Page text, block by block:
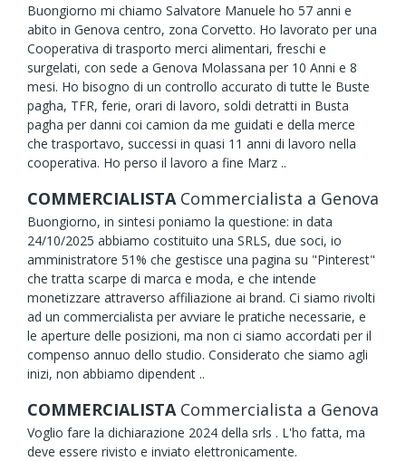
Buongiorno mi chiamo Salvatore Manuele ho 57 anni e
abito in Genova centro, zona Corvetto. Ho lavorato per una
Cooperativa di trasporto merci alimentari, freschi e
surgelati, con sede a Genova Molassana per 10 Anni e 8
mesi. Ho bisogno di un controllo accurato di tutte le Buste
pagha, TFR, ferie, orari di lavoro, soldi detratti in Busta
pagha per danni coi camion da me guidati e della merce
che trasportavo, successi in quasi 11 anni di lavoro nella
cooperativa. Ho perso il lavoro a fine Marz ..
COMMERCIALISTA Commercialista a Genova
Buongiorno, in sintesi poniamo la questione: in data
24/10/2025 abbiamo costituito una SRLS, due soci, io
amministratore 51% che gestisce una pagina su "Pinterest"
che tratta scarpe di marca e moda, e che intende
monetizzare attraverso affiliazione ai brand. Ci siamo rivolti
ad un commercialista per avviare le pratiche necessarie, e
le aperture delle posizioni, ma non ci siamo accordati per il
compenso annuo dello studio. Considerato che siamo agli
inizi, non abbiamo dipendent ..
COMMERCIALISTA Commercialista a Genova
Voglio fare la dichiarazione 2024 della srls . L'ho fatta, ma
deve essere rivisto e inviato elettronicamente.